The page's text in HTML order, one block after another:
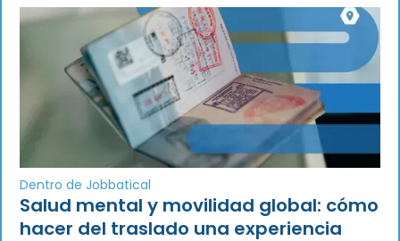
Dentro de Jobbatical
Salud mental y movilidad global: cómo
hacer del traslado una experiencia